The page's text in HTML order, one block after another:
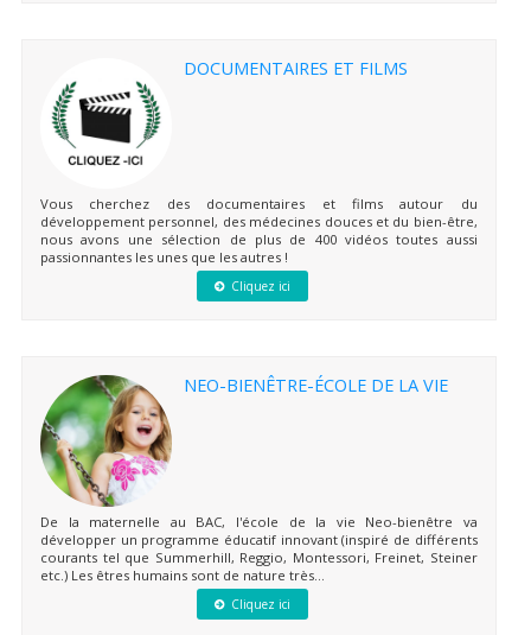
DOCUMENTAIRES ET FILMS
Vous cherchez des documentaires et films autour du
développement personnel, des médecines douces et du bien-être,
nous avons une sélection de plus de 400 vidéos toutes aussi
passionnantes les unes que les autres !
Cliquez ici
NEO-BIENÊTRE-ÉCOLE DE LA VIE
De la maternelle au BAC, l'école de la vie Neo-bienêtre va
développer un programme éducatif innovant (inspiré de différents
courants tel que Summerhill, Reggio, Montessori, Freinet, Steiner
etc.) Les êtres humains sont de nature très...
Cliquez ici